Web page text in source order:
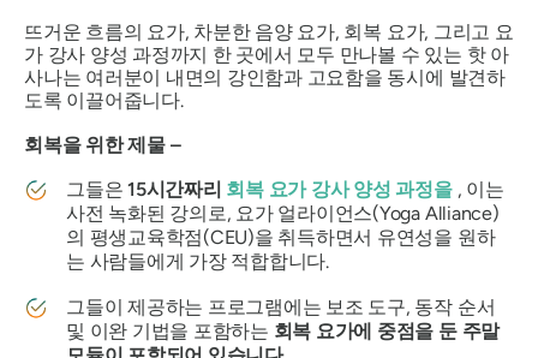
뜨거운 흐름의 요가, 차분한 음양 요가, 회복 요가, 그리고 요
가 강사 양성 과정까지 한 곳에서 모두 만나볼 수 있는 핫 아
사나는 여러분이 내면의 강인함과 고요함을 동시에 발견하
도록 이끌어줍니다.
회복을 위한 제물 –
그들은15시간짜리 회복 요가 강사 양성 과정을 , 이는
사전 녹화된 강의로, 요가 얼라이언스(Yoga Alliance)
의 평생교육학점(CEU)을 취득하면서 유연성을 원하
는 사람들에게 가장 적합합니다.
그들이 제공하는 프로그램에는 보조 도구, 동작 순서
및 이완 기법을 포함하는 회복 요가에 중점을 둔 주말